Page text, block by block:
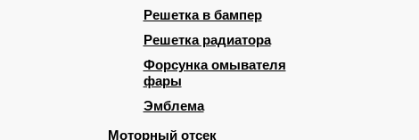
Решетка в бампер
Решетка радиатора
Форсунка омывателя
фары
Эмблема
Моторный отсек